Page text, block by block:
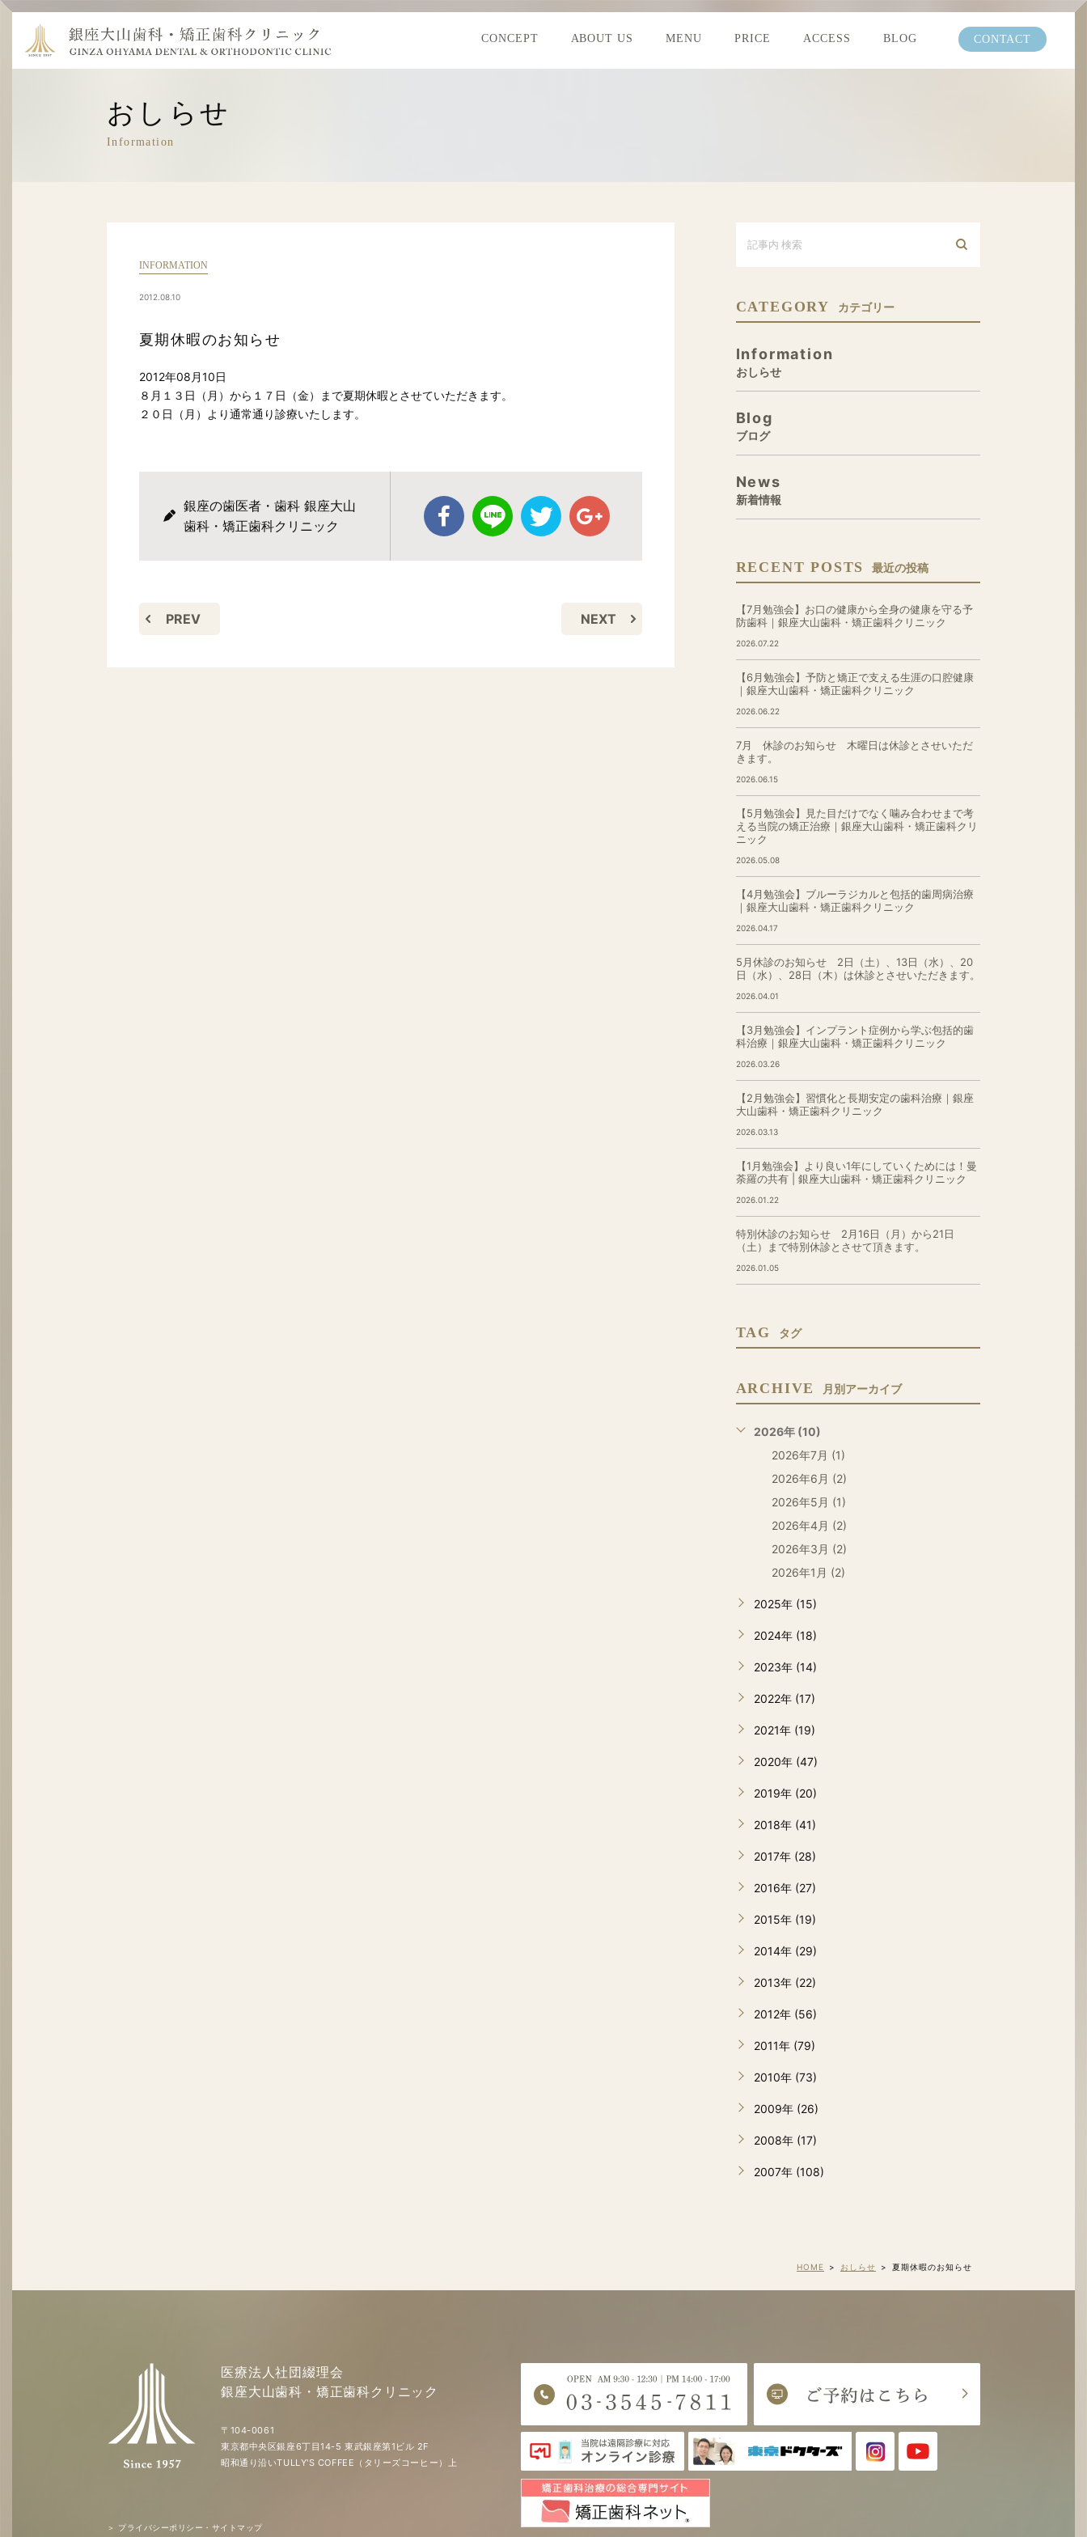
CONCEPT ABOUT US MENU PRICE ACCESS BLOG CONTACT
おしらせ
Information
INFORMATION
2012.08.10
夏期休暇のお知らせ
2012年08月10日
８月１３日（月）から１７日（金）まで夏期休暇とさせていただきます。
２０日（月）より通常通り診療いたします。
銀座の歯医者・歯科 銀座大山
歯科・矯正歯科クリニック
PREV NEXT
CATEGORY カテゴリー
Information
おしらせ
Blog
ブログ
News
新着情報
RECENT POSTS 最近の投稿
【7月勉強会】お口の健康から全身の健康を守る予
防歯科｜銀座大山歯科・矯正歯科クリニック
2026.07.22
【6月勉強会】予防と矯正で支える生涯の口腔健康
｜銀座大山歯科・矯正歯科クリニック
2026.06.22
7月 休診のお知らせ 木曜日は休診とさせいただ
きます。
2026.06.15
【5月勉強会】見た目だけでなく噛み合わせまで考
える当院の矯正治療｜銀座大山歯科・矯正歯科クリ
ニック
2026.05.08
【4月勉強会】ブルーラジカルと包括的歯周病治療
｜銀座大山歯科・矯正歯科クリニック
2026.04.17
5月休診のお知らせ 2日（土）、13日（水）、20
日（水）、28日（木）は休診とさせいただきます。
2026.04.01
【3月勉強会】インプラント症例から学ぶ包括的歯
科治療｜銀座大山歯科・矯正歯科クリニック
2026.03.26
【2月勉強会】習慣化と長期安定の歯科治療｜銀座
大山歯科・矯正歯科クリニック
2026.03.13
【1月勉強会】より良い1年にしていくためには！曼
荼羅の共有 | 銀座大山歯科・矯正歯科クリニック
2026.01.22
特別休診のお知らせ 2月16日（月）から21日
（土）まで特別休診とさせて頂きます。
2026.01.05
TAG タグ
ARCHIVE 月別アーカイブ
2026年 (10)
2026年7月 (1)
2026年6月 (2)
2026年5月 (1)
2026年4月 (2)
2026年3月 (2)
2026年1月 (2)
2025年 (15)
2024年 (18)
2023年 (14)
2022年 (17)
2021年 (19)
2020年 (47)
2019年 (20)
2018年 (41)
2017年 (28)
2016年 (27)
2015年 (19)
2014年 (29)
2013年 (22)
2012年 (56)
2011年 (79)
2010年 (73)
2009年 (26)
2008年 (17)
2007年 (108)
HOME おしらせ 夏期休暇のお知らせ
医療法人社団綴理会
銀座大山歯科・矯正歯科クリニック
〒104-0061
東京都中央区銀座6丁目14-5 東武銀座第1ビル 2F
昭和通り沿いTULLY'S COFFEE（タリーズコーヒー）上
＞ プライバシーポリシー・サイトマップ